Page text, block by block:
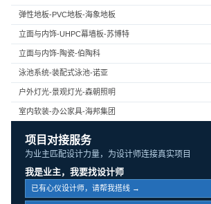
弹性地板-PVC地板-海象地板
立面与内饰-UHPC幕墙板-苏博特
立面与内饰-陶瓷-伯陶科
泳池系统-装配式泳池-诺亚
户外灯光-景观灯光-森朝照明
室内软装-办公家具-海邦集团
项目对接服务
为业主匹配设计力量，为设计师连接真实项目
我是业主，我要找设计师
已有心仪设计师，请帮我搭线 →